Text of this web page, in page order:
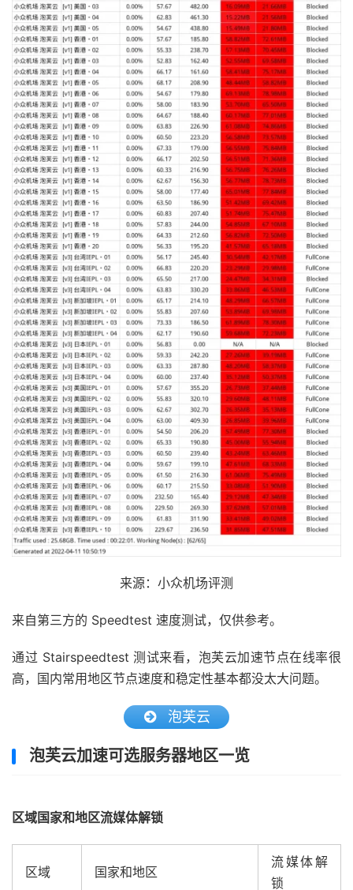
来源：小众机场评测
来自第三方的 Speedtest 速度测试，仅供参考。
通过 Stairspeedtest 测试来看，泡芙云加速节点在线率很
高，国内常用地区节点速度和稳定性基本都没太大问题。
泡芙云
泡芙云加速可选服务器地区一览
区域国家和地区流媒体解锁
区域 国家和地区
流媒体解
锁